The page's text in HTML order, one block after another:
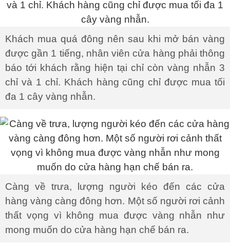
Khách mua quá đông nên sau khi mở bán vàng
được gần 1 tiếng, nhân viên cửa hàng phải thông
báo tới khách rằng hiện tại chỉ còn vàng nhẫn 3
chỉ và 1 chỉ. Khách hàng cũng chỉ được mua tối
đa 1 cây vàng nhẫn.
Càng về trưa, lượng người kéo đến các cửa
hàng vàng càng đông hơn. Một số người rơi cảnh
thất vọng vì không mua được vàng nhẫn như
mong muốn do cửa hàng hạn chế bán ra.